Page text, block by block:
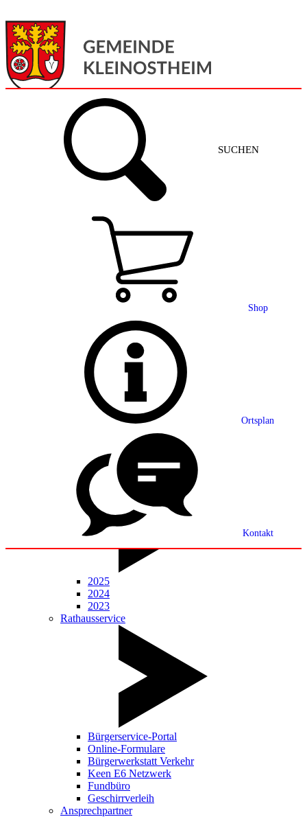
SUCHEN
Shop
Ortsplan
Kontakt
Gemeinde + Service
Grußwort
Ortsplan
Partnerschaft
Statistik
Mitteilungsblatt
2025
2024
2023
Rathausservice
Bürgerservice-Portal
Online-Formulare
Bürgerwerkstatt Verkehr
Keen E6 Netzwerk
Fundbüro
Geschirrverleih
Ansprechpartner